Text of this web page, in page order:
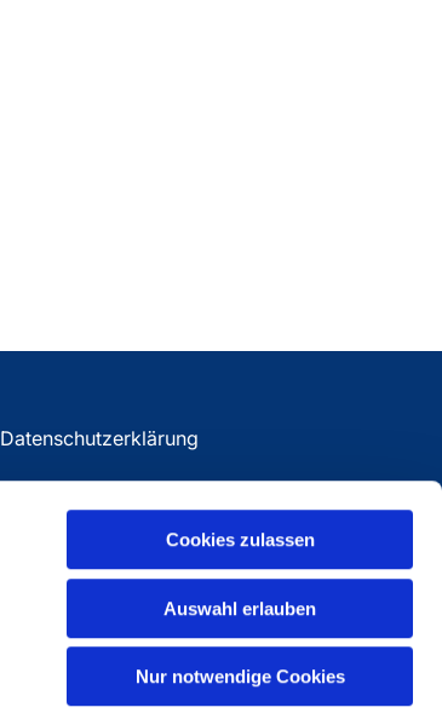
Cookies zulassen
Auswahl erlauben
Nur notwendige Cookies
Datenschutzerklärung
Impressum